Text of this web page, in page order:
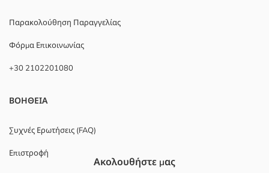
Παρακολούθηση Παραγγελίας
Φόρμα Επικοινωνίας
+30 2102201080
ΒΟΗΘΕΙΑ
Συχνές Ερωτήσεις (FAQ)
Επιστροφή
Ακολουθήστε μας